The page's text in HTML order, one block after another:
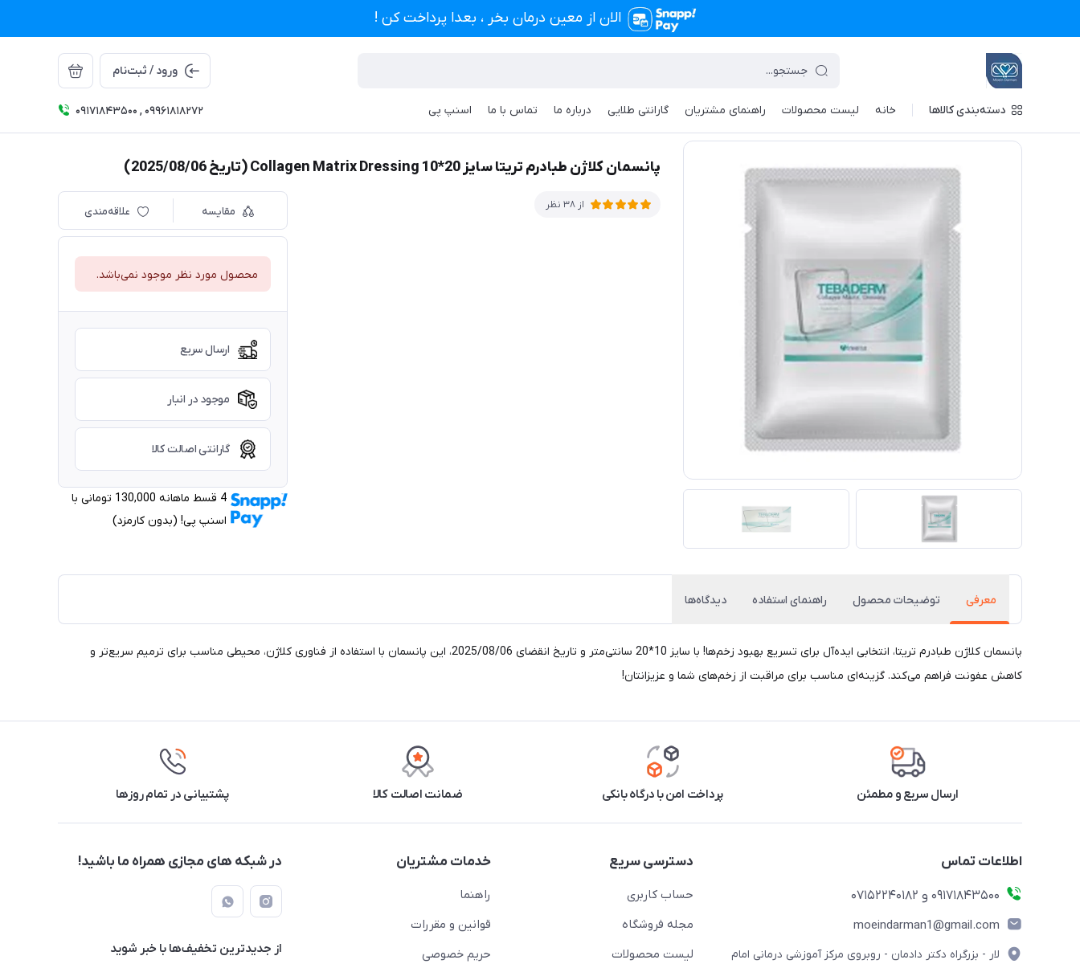
الان از معین درمان بخر ، بعدا پرداخت کن !
ورود / ثبت‌نام
دسته‌بندی کالاها خانه لیست محصولات راهنمای مشتریان گارانتی طلایی درباره ما تماس با ما اسنپ پی 09171843500 , 09961818272 تجهیزات پزشکی معین درمان / فهرست محصولات / پانسمان کلاژن طبادرم تریتا سایز Collagen Matrix Dressing 10*20 (تاریخ 2025/08/06)
پانسمان کلاژن طبادرم تریتا سایز Collagen Matrix Dressing 10*20 (تاریخ 2025/08/06)
از 38 نظر مقایسه علاقه‌مندی
محصول مورد نظر موجود نمی‌باشد.
ارسال سریع
موجود در انبار
گارانتی اصالت کالا
4 قسط ماهانه 130,000 تومانی با
اسنپ ‌پی! (بدون کارمزد)
معرفی توضیحات محصول راهنمای استفاده دیدگاه‌ها
پانسمان کلاژن طبادرم تریتا، انتخابی ایده‌آل برای تسریع بهبود زخم‌ها! با سایز 10*20 سانتی‌متر و تاریخ انقضای 2025/08/06، این پانسمان با استفاده از فناوری کلاژن، محیطی مناسب برای ترمیم سریع‌تر و
کاهش عفونت فراهم می‌کند. گزینه‌ای مناسب برای مراقبت از زخم‌های شما و عزیزانتان!
ارسال سریع و مطمئن پرداخت امن با درگاه بانکی ضمانت اصالت کالا پشتیبانی در تمام روزها
اطلاعات تماس
09171843500 و 07152240182
moeindarman1@gmail.com
لار - بزرگراه دکتر دادمان - روبروی مرکز آموزشی درمانی امام
دسترسی سریع
حساب کاربری
مجله فروشگاه
لیست محصولات
خدمات مشتریان
راهنما
قوانین و مقررات
حریم خصوصی
در شبکه های مجازی همراه ما باشید!
از جدید‌ترین تخفیف‌ها با‌ خبر شوید